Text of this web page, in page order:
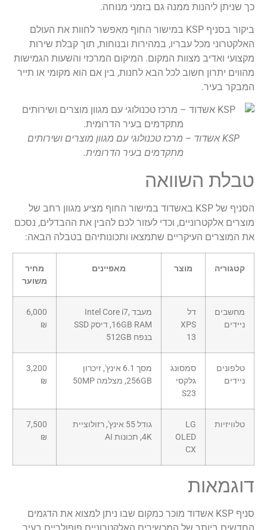
כך שניתן ליהנות ממנה גם בזמני מנוחה.
ביקור בסניף KSP במישור החוף מאפשר לחוות את העולם
האלקטרוני מכל עבריו, במהירות ובנוחות, תוך קבלת שירות
מקצועי ואדיב מצוות המקום. המיקום המרכזי והשעות הגמישות
מהווים יתרון חשוב לכל הבא לחנות, בין אם הוא מקומי או תייר
המבקר בעיר.
KSP אשדוד – מרכז טכנולוגי עם מגוון מוצרים ושירותים
מתקדמים בעיר הדרומית.
טבלת השוואה
הסניף של KSP באשדוד במישור החוף מציע מגוון רחב של
מוצרים אלקטרוניים, וכדי לעזור לכם להבין את ההבדלים, נסכם
את המוצרים העיקריים שתמצאו ותכונותיהם בטבלה הבאה:
קטגוריה מוצר מאפיינים
מחיר
משוער
מחשבים
ניידים
דל
XPS
13
מעבד Intel Core i7,
16GB RAM, דיסק SSD
בנפח 512GB
6,000
₪
טלפונים
ניידים
סמסונג
גלקסי
S23
מסך 6.1 אינץ', זיכרון
256GB, מצלמה 50MP
3,200
₪
טלוויזיות
LG
OLED
CX
גודל 55 אינץ', רזולוציית
4K, תכונות AI
7,500
₪
דוגמאות
סניף KSP אשדוד מוכר כמקום שבו ניתן למצוא את הדגמים